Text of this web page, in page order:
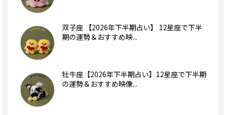
双子座 【2026年下半期占い】 12星座で下半
期の運勢＆おすすめ映...
牡牛座【2026年下半期占い】12星座で下半期
の運勢＆おすすめ映像...